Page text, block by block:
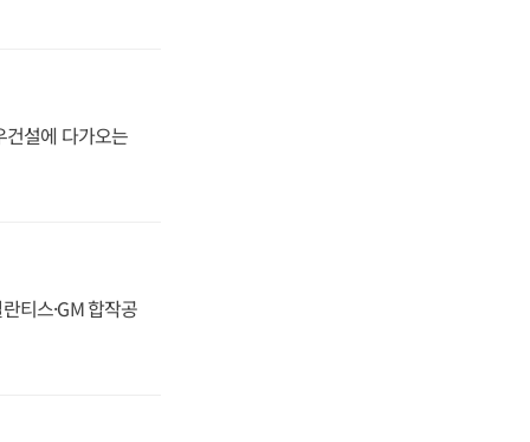
건설에 다가오는
티스·GM 합작공